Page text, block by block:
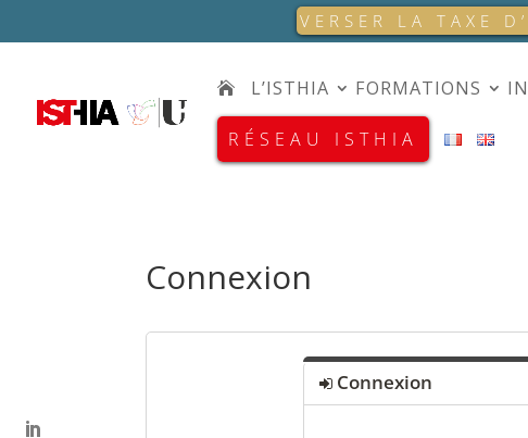
VERSER LA TAXE
L’ISTHIA FORMATIONS
RÉSEAU ISTHIA
Connexion
Connexion